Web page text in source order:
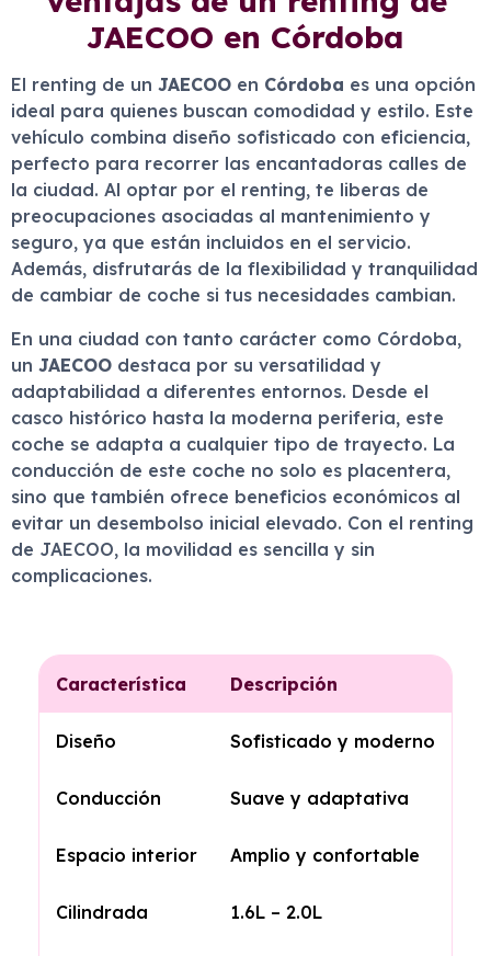
JAECOO en Córdoba
El renting de un JAECOO en Córdoba es una opción
ideal para quienes buscan comodidad y estilo. Este
vehículo combina diseño sofisticado con eficiencia,
perfecto para recorrer las encantadoras calles de
la ciudad. Al optar por el renting, te liberas de
preocupaciones asociadas al mantenimiento y
seguro, ya que están incluidos en el servicio.
Además, disfrutarás de la flexibilidad y tranquilidad
de cambiar de coche si tus necesidades cambian.
En una ciudad con tanto carácter como Córdoba,
un JAECOO destaca por su versatilidad y
adaptabilidad a diferentes entornos. Desde el
casco histórico hasta la moderna periferia, este
coche se adapta a cualquier tipo de trayecto. La
conducción de este coche no solo es placentera,
sino que también ofrece beneficios económicos al
evitar un desembolso inicial elevado. Con el renting
de JAECOO, la movilidad es sencilla y sin
complicaciones.
Característica Descripción
Diseño Sofisticado y moderno
Conducción Suave y adaptativa
Espacio interior Amplio y confortable
Cilindrada 1.6L – 2.0L